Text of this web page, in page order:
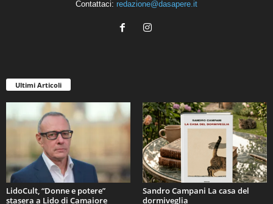
Contattaci: redazione@dasapere.it
Ultimi Articoli
LidoCult, “Donne e potere”
stasera a Lido di Camaiore
Sandro Campani La casa del
dormiveglia